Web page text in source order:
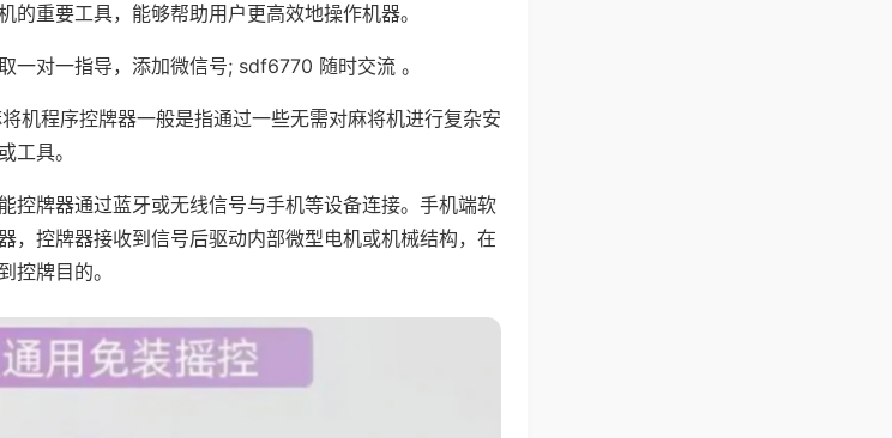
重要工具，能够帮助用户更高效地操作机器。
一对一指导，添加微信号; sdf6770 随时交流 。
机程序控牌器一般是指通过一些无需对麻将机进行复杂安
工具。
控牌器通过蓝牙或无线信号与手机等设备连接。手机端软
，控牌器接收到信号后驱动内部微型电机或机械结构，在
控牌目的。